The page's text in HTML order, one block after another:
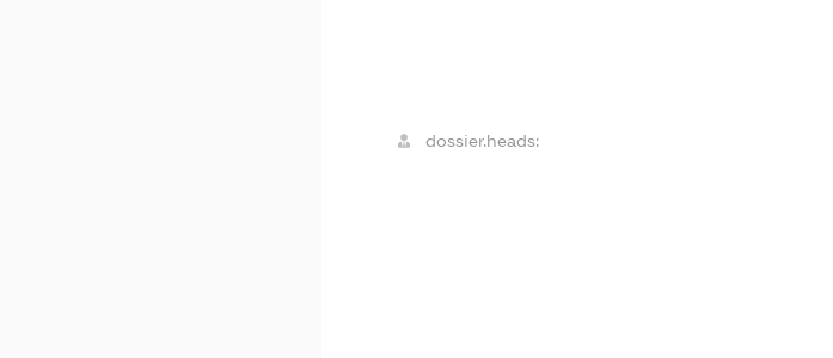
dossier.heads: